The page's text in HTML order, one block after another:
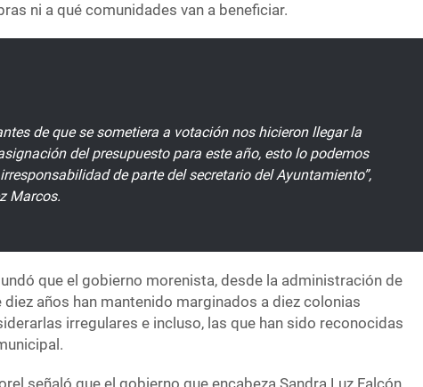
ni a qué comunidades van a beneficiar.
de que se sometiera a votación nos hicieron llegar la
del presupuesto para este año, esto lo podemos
de parte del secretario del Ayuntamiento”,
Marcos.
que el gobierno morenista, desde la administración de
diez años han mantenido marginados a diez colonias
irregulares e incluso, las que han sido reconocidas